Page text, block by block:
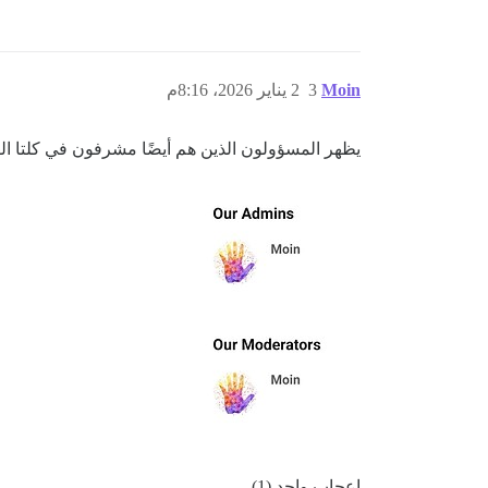
Moin 2 يناير 2026، 8:16م 3
يظهر المسؤولون الذين هم أيضًا مشرفون في كلتا